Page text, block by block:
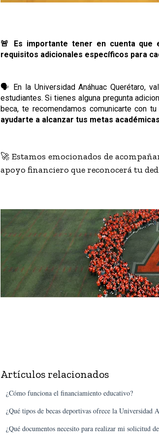
🚨 Es importante tener en cuenta que
requisitos adicionales específicos para
🗣️ En la Universidad Anáhuac Querétaro,
estudiantes. Si tienes alguna pregunta
beca, te recomendamos comunicarte con
ayudarte a alcanzar tus metas
🚀 Estamos emocionados de
apoyo financiero que reconocerá tu
Artículos relacionados
¿Cómo funciona el financiamiento educativo?
¿Qué tipos de becas deportivas ofrece la Universidad
¿Qué documentos necesito para realizar mi solicitud